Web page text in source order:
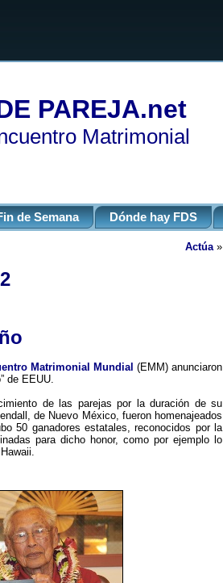
PAREJA.net
Matrimonial
de Semana Dónde hay FDS
Actúa»
Matrimonial Mundial (EMM) anunciaron
de EEUU.
de las parejas por la duración de su
de Nuevo México, fueron homenajeados
50 ganadores estatales, reconocidos por la
para dicho honor, como por ejemplo lo